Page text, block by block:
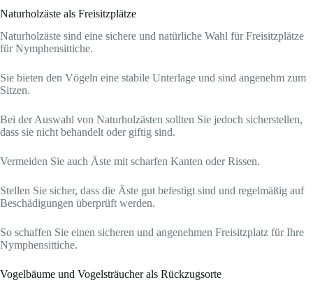
Naturholzäste als Freisitzplätze
Naturholzäste sind eine sichere und natürliche Wahl für Freisitzplätze
für Nymphensittiche.
Sie bieten den Vögeln eine stabile Unterlage und sind angenehm zum
Sitzen.
Bei der Auswahl von Naturholzästen sollten Sie jedoch sicherstellen,
dass sie nicht behandelt oder giftig sind.
Vermeiden Sie auch Äste mit scharfen Kanten oder Rissen.
Stellen Sie sicher, dass die Äste gut befestigt sind und regelmäßig auf
Beschädigungen überprüft werden.
So schaffen Sie einen sicheren und angenehmen Freisitzplatz für Ihre
Nymphensittiche.
Vogelbäume und Vogelsträucher als Rückzugsorte